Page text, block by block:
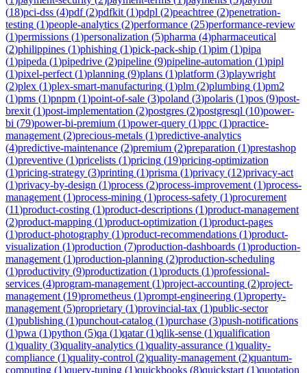
(18)pci-dss (4)pdf(2)pdfkit (1)pdpl (2)peachtree (2)penetration-
testing (1)people-analytics (2)performance (25)performance-review
(1)permissions (1)personalization (5)pharma (4)pharmaceutical
(2)philippines (1)phishing (1)pick-pack-ship (1)pim (1)pipa
(1)pipeda (1)pipedrive (2)pipeline (9)pipeline-automation (1)pipl
(1)pixel-perfect (1)planning (9)plans (1)platform (3)playwright
(2)plex (1)plex-smart-manufacturing (1)plm (2)plumbing (1)pm2
(1)pms (1)pnpm (1)point-of-sale (3)poland (3)polaris (1)pos (9)post-
brexit (1)post-implementation (2)postgres (2)postgresql (10)power-
bi (79)power-bi-premium (1)power-query (1)ppc (1)practice-
management (2)precious-metals (1)predictive-analytics
(4)predictive-maintenance (2)premium (2)preparation (1)prestashop
(1)preventive (1)pricelists (1)pricing (19)pricing-optimization
(1)pricing-strategy (3)printing (1)prisma (1)privacy (12)privacy-act
(1)privacy-by-design (1)process (2)process-improvement (1)process-
management (1)process-mining (1)process-safety (1)procurement
(11)product-costing (1)product-descriptions (1)product-management
(2)product-mapping (1)product-optimization (1)product-pages
(1)product-photography (1)product-recommendations (1)product-
visualization (1)production (7)production-dashboards (1)production-
management (1)production-planning (2)production-scheduling
(1)productivity (9)productization (1)products (1)professional-
services (4)program-management (1)project-accounting (2)project-
management (19)prometheus (1)prompt-engineering (1)property-
management (5)proprietary (1)provincial-tax (1)public-sector
(1)publishing (1)punchout-catalog (1)purchase (3)push-notifications
(1)pwa (1)python (5)qa (1)qatar(1)qlik-sense (1)qualification
(1)quality (3)quality-analytics (1)quality-assurance (1)quality-
compliance (1)quality-control (2)quality-management (2)quantum-
computing (1)query-tuning (1)quickbooks (8)quickstart (1)quotation